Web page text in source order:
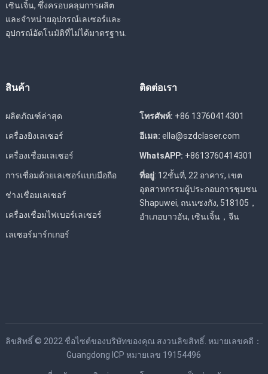
เซินเจิ้น, ซึ่งครอบคลุมการผลิต
และจำหน่ายอุปกรณ์เลเซอร์และ
อุปกรณ์อัตโนมัติที่ไม่ได้มาตรฐาน.
สินค้า
ผลิตภัณฑ์ล่าสุด
เครื่องยิงเลเซอร์
เครื่องเชื่อมเลเซอร์
การเชื่อมด้วยเลเซอร์แบบมือถือ
ช่างเชื่อมเลเซอร์
เครื่องเชื่อมไฟเบอร์เลเซอร์
เลเซอร์มาร์กเกอร์
ติดต่อเรา
โทรศัพท์: +86 13760414301
อีเมล: ella@szdclaser.com
WhatsAPP: +8613760414301
ที่อยู่: 12ชั้นที่, 22 อาคาร, เขต
อุตสาหกรรมผู้ประกอบการชุมชน
Shapuwei, ถนนซงกัง, 518105，
อำเภอบาวอัน, เซินเจิ้น，จีน
ลิขสิทธิ์ © 2022 ชื่อไซต์ของบริษัทของคุณ สงวนลิขสิทธิ์. หมายเลขคดี：
Guangdong ICP หมายเลข 19154496